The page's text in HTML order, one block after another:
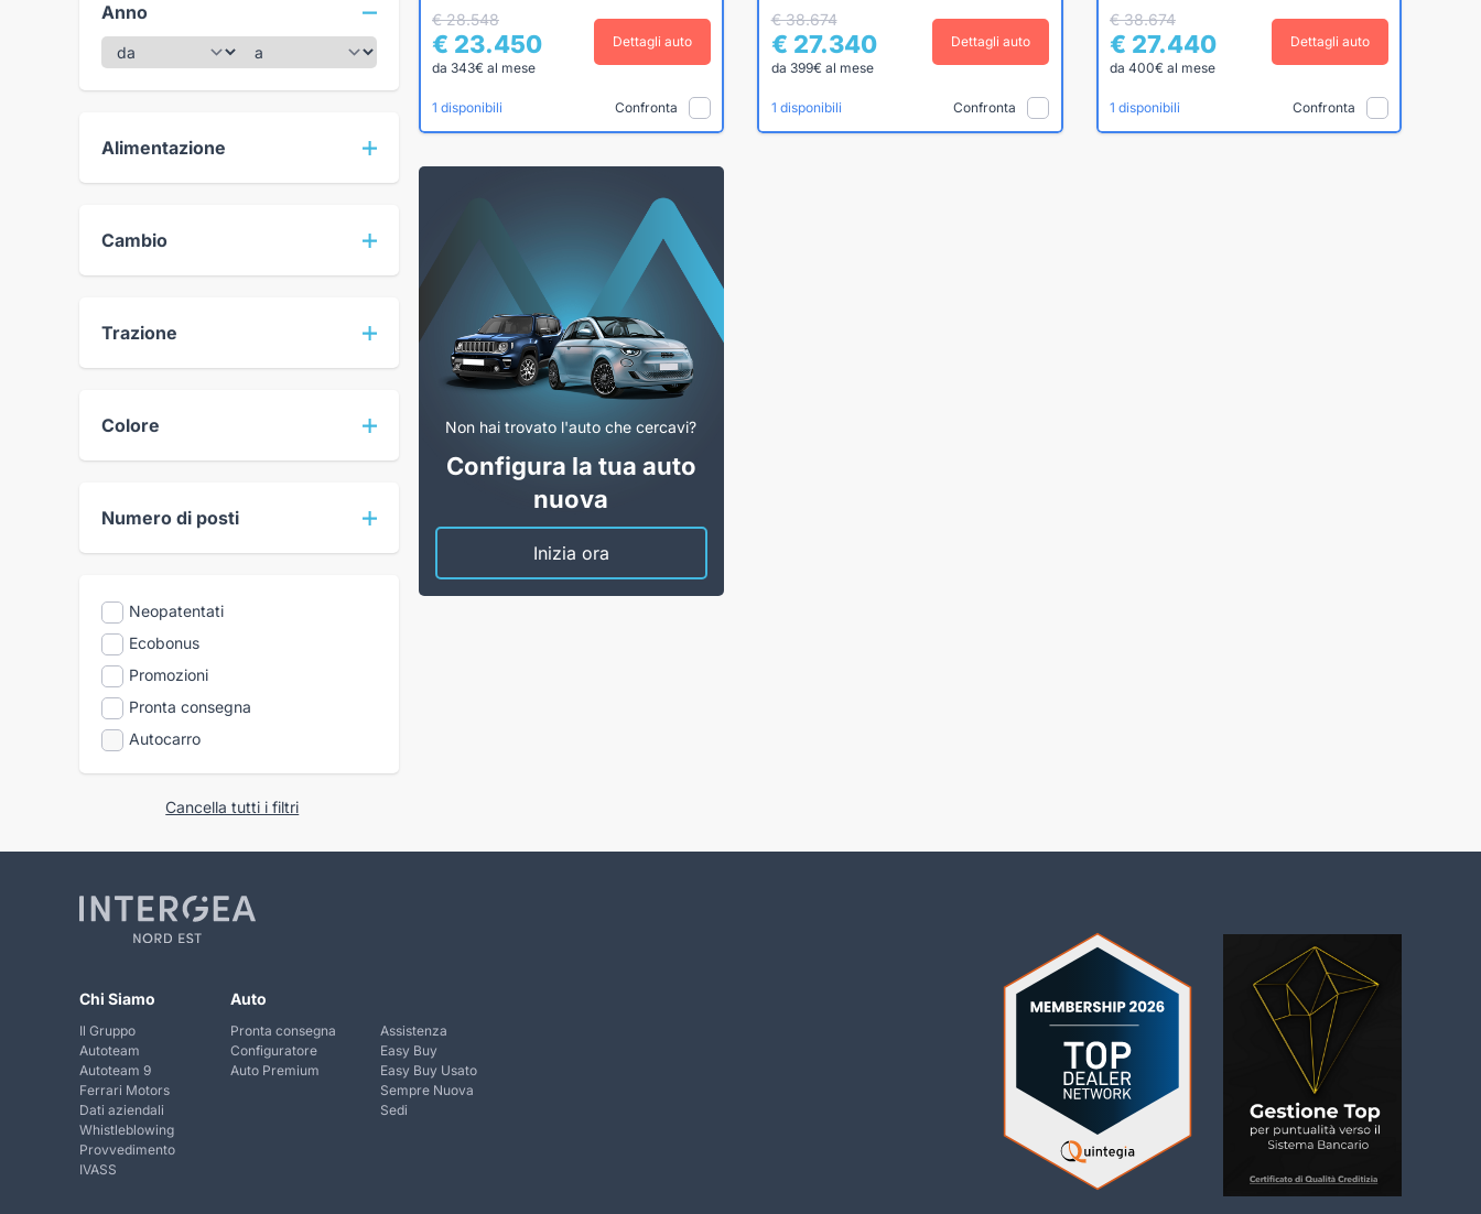
Anno
Alimentazione
Cambio
Trazione
Colore
Numero di posti
Neopatentati
Ecobonus
Promozioni
Pronta consegna
Autocarro
Cancella tutti i filtri
€ 28.548
€ 23.450
da 343€ al mese
Dettagli auto
1 disponibili Confronta
€ 38.674
€ 27.340
da 399€ al mese
Dettagli auto
1 disponibili Confronta
€ 38.674
€ 27.440
da 400€ al mese
Dettagli auto
1 disponibili Confronta
Non hai trovato l'auto che cercavi?
Configura la tua auto
nuova
Inizia ora
Chi Siamo
Il Gruppo
Autoteam
Autoteam 9
Ferrari Motors
Dati aziendali
Whistleblowing
Provvedimento
IVASS
Auto
Pronta consegna
Configuratore
Auto Premium
Assistenza
Easy Buy
Easy Buy Usato
Sempre Nuova
Sedi